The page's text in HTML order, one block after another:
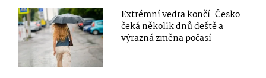
Extrémní vedra končí. Česko
čeká několik dnů deště a
výrazná změna počasí